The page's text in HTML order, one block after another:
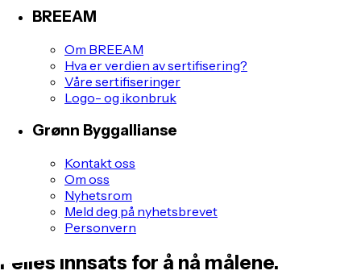
BREEAM
Om BREEAM
Hva er verdien av sertifisering?
Våre sertifiseringer
Logo- og ikonbruk
Grønn Byggallianse
Kontakt oss
Om oss
Nyhetsrom
Meld deg på nyhetsbrevet
Personvern
Felles innsats for å nå målene.